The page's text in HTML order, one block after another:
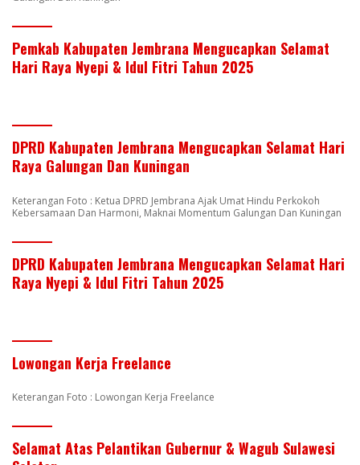
Pemkab Kabupaten Jembrana Mengucapkan Selamat
Hari Raya Nyepi & Idul Fitri Tahun 2025
DPRD Kabupaten Jembrana Mengucapkan Selamat Hari
Raya Galungan Dan Kuningan
Keterangan Foto : Ketua DPRD Jembrana Ajak Umat Hindu Perkokoh
Kebersamaan Dan Harmoni, Maknai Momentum Galungan Dan Kuningan
DPRD Kabupaten Jembrana Mengucapkan Selamat Hari
Raya Nyepi & Idul Fitri Tahun 2025
Lowongan Kerja Freelance
Keterangan Foto : Lowongan Kerja Freelance
Selamat Atas Pelantikan Gubernur & Wagub Sulawesi